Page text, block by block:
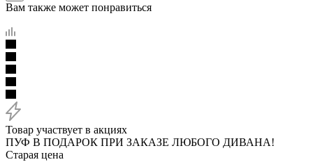
Вам также может понравиться
Товар участвует в акциях
ПУФ В ПОДАРОК ПРИ ЗАКАЗЕ ЛЮБОГО ДИВАНА!
Старая цена